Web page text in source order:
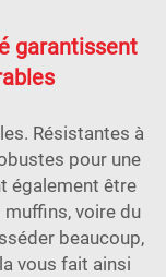
garantissent
Résistantes à
pour une
également être
voire du
beaucoup,
vous fait ainsi